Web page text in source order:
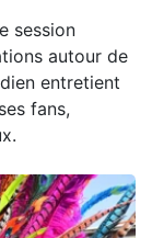
session
autour de
entretient
fans,